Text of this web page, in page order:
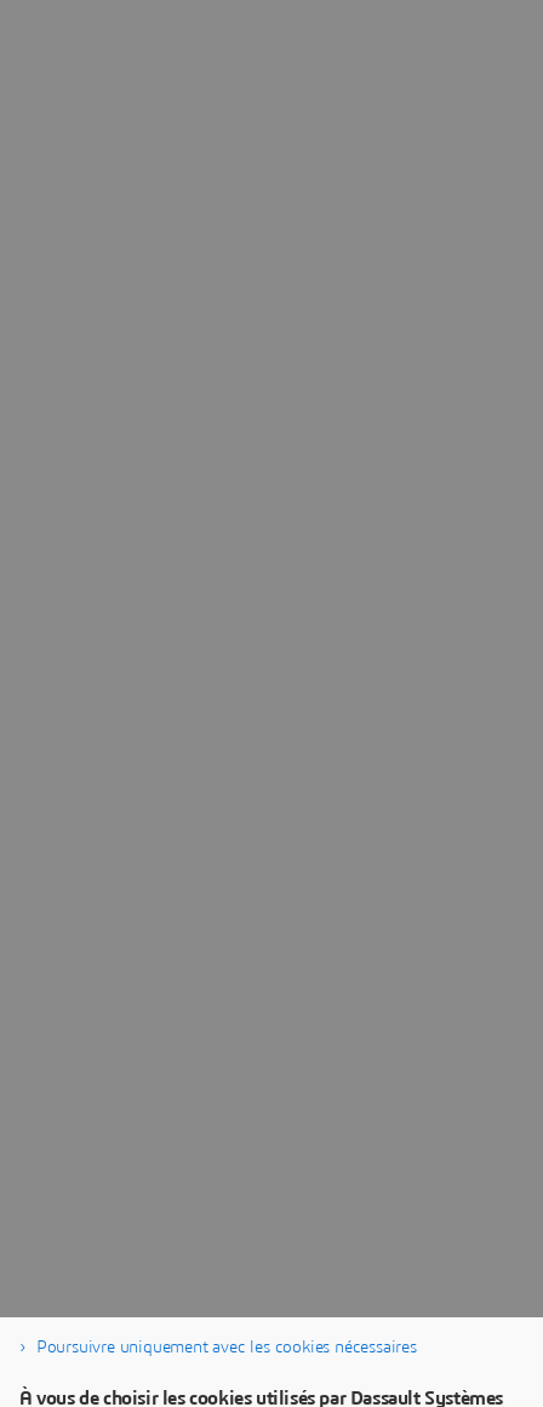
Poursuivre uniquement avec les cookies nécessaires
À vous de choisir les cookies utilisés par Dassault Systèmes